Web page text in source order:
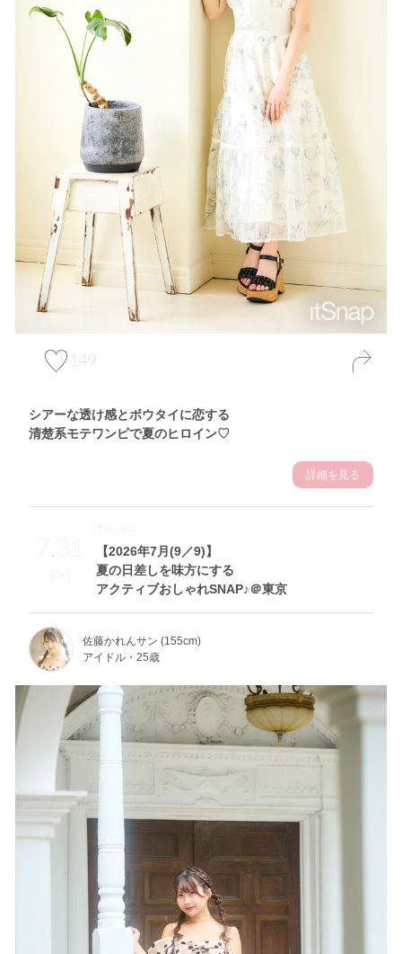
149
シアーな透け感とボウタイに恋する
清楚系モテワンピで夏のヒロイン♡
詳細を見る
7.31
Fri
【2026年7月(9／9)】
夏の日差しを味方にする
アクティブおしゃれSNAP♪＠東京
Theme
佐藤かれんサン (155cm)
アイドル・25歳